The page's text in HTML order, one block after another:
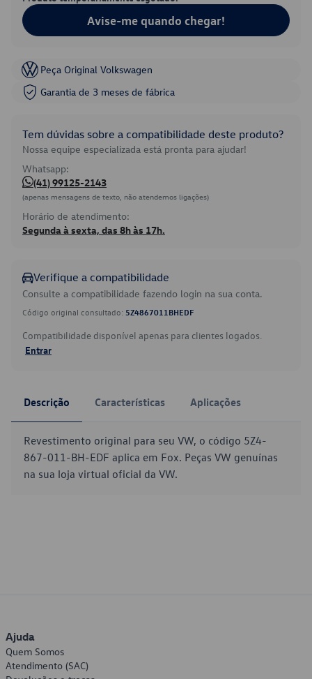
Avise-me quando chegar!
Peça Original Volkswagen
Garantia de 3 meses de fábrica
Tem dúvidas sobre a compatibilidade deste produto?
Nossa equipe especializada está pronta para ajudar!
Whatsapp:
(41) 99125-2143
(apenas mensagens de texto, não atendemos ligações)
Horário de atendimento:
Segunda à sexta, das 8h às 17h.
Verifique a compatibilidade
Consulte a compatibilidade fazendo login na sua conta.
Código original consultado: 5Z4867011BHEDF
Compatibilidade disponível apenas para clientes logados.
Entrar
Descrição Características Aplicações
Revestimento original para seu VW, o código 5Z4-
867-011-BH-EDF aplica em Fox. Peças VW genuínas
na sua loja virtual oficial da VW.
Ajuda
Quem Somos
Atendimento (SAC)